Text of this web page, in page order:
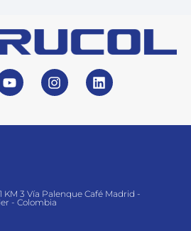
3 Vía Palenque Café Madrid -
- Colombia